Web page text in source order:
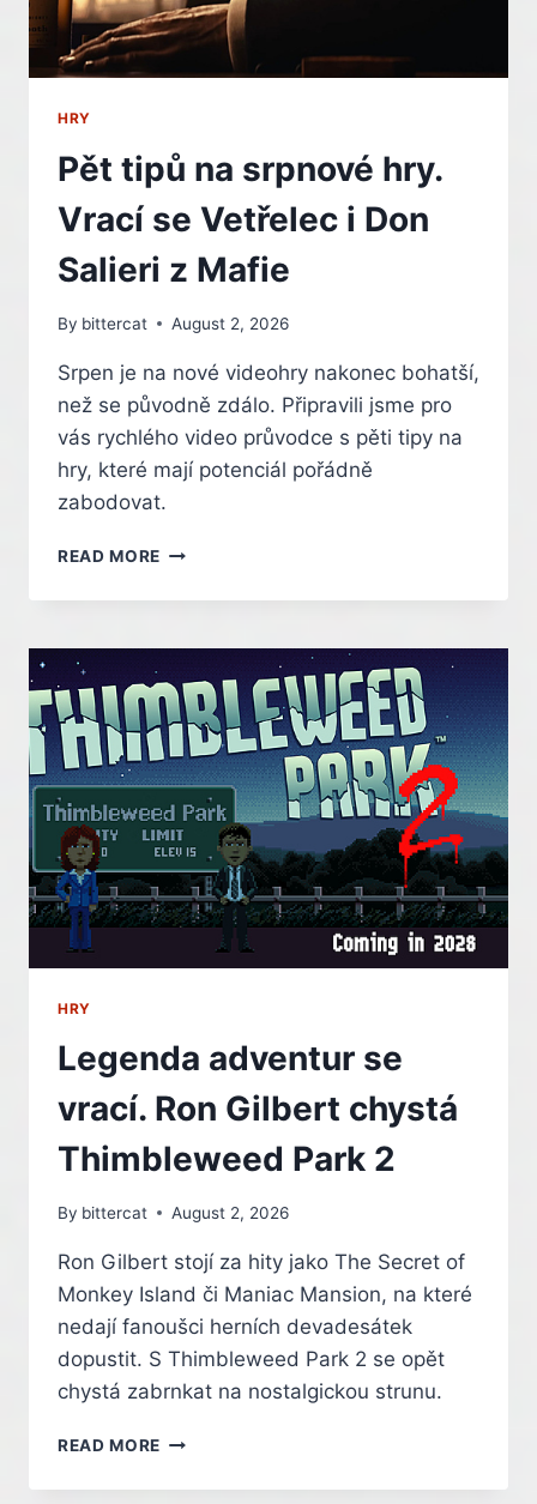
HRY
Pět tipů na srpnové hry.
Vrací se Vetřelec i Don
Salieri z Mafie
By bittercat August 2, 2026
Srpen je na nové videohry nakonec bohatší,
než se původně zdálo. Připravili jsme pro
vás rychlého video průvodce s pěti tipy na
hry, které mají potenciál pořádně
zabodovat.
READ MORE PĚT
NA
HRY.
VRACÍ
SE
VETŘELEC
I
DON
SALIERI
Z
MAFIE
HRY
Legenda adventur se
vrací. Ron Gilbert chystá
Thimbleweed Park 2
By bittercat August 2, 2026
Ron Gilbert stojí za hity jako The Secret of
Monkey Island či Maniac Mansion, na které
nedají fanoušci herních devadesátek
dopustit. S Thimbleweed Park 2 se opět
chystá zabrnkat na nostalgickou strunu.
READ MORE LEGENDA
SE